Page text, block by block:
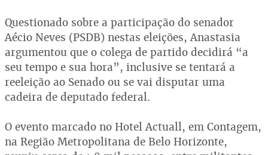
Questionado sobre a participação do senador
Aécio Neves (PSDB) nestas eleições, Anastasia
argumentou que o colega de partido decidirá “a
seu tempo e sua hora”, inclusive se tentará a
reeleição ao Senado ou se vai disputar uma
cadeira de deputado federal.
O evento marcado no Hotel Actuall, em Contagem,
na Região Metropolitana de Belo Horizonte,